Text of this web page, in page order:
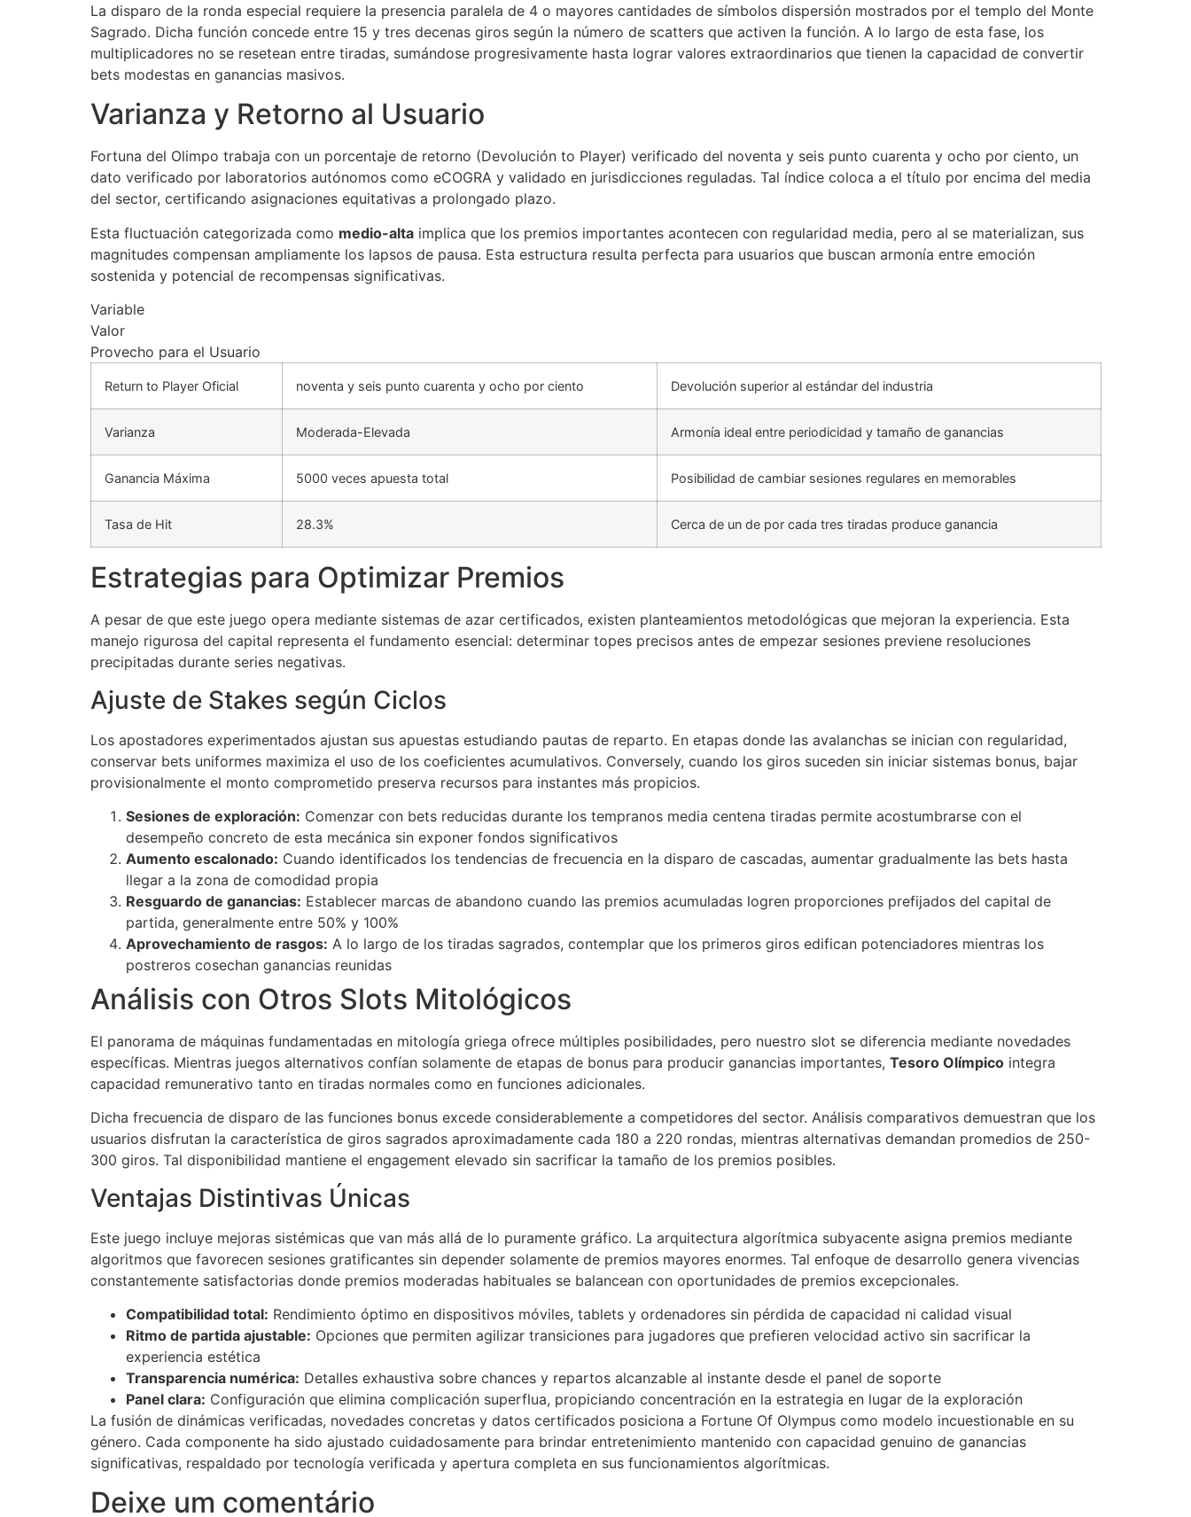
La disparo de la ronda especial requiere la presencia paralela de 4 o mayores cantidades de símbolos dispersión mostrados por el templo del Monte
Sagrado. Dicha función concede entre 15 y tres decenas giros según la número de scatters que activen la función. A lo largo de esta fase, los
multiplicadores no se resetean entre tiradas, sumándose progresivamente hasta lograr valores extraordinarios que tienen la capacidad de convertir
bets modestas en ganancias masivos.
Varianza y Retorno al Usuario
Fortuna del Olimpo trabaja con un porcentaje de retorno (Devolución to Player) verificado del noventa y seis punto cuarenta y ocho por ciento, un
dato verificado por laboratorios autónomos como eCOGRA y validado en jurisdicciones reguladas. Tal índice coloca a el título por encima del media
del sector, certificando asignaciones equitativas a prolongado plazo.
Esta fluctuación categorizada como medio-alta implica que los premios importantes acontecen con regularidad media, pero al se materializan, sus
magnitudes compensan ampliamente los lapsos de pausa. Esta estructura resulta perfecta para usuarios que buscan armonía entre emoción
sostenida y potencial de recompensas significativas.
Variable
Valor
Provecho para el Usuario
Return to Player Oficial noventa y seis punto cuarenta y ocho por ciento Devolución superior al estándar del industria
Varianza Moderada-Elevada Armonía ideal entre periodicidad y tamaño de ganancias
Ganancia Máxima 5000 veces apuesta total Posibilidad de cambiar sesiones regulares en memorables
Tasa de Hit 28.3% Cerca de un de por cada tres tiradas produce ganancia
Estrategias para Optimizar Premios
A pesar de que este juego opera mediante sistemas de azar certificados, existen planteamientos metodológicas que mejoran la experiencia. Esta
manejo rigurosa del capital representa el fundamento esencial: determinar topes precisos antes de empezar sesiones previene resoluciones
precipitadas durante series negativas.
Ajuste de Stakes según Ciclos
Los apostadores experimentados ajustan sus apuestas estudiando pautas de reparto. En etapas donde las avalanchas se inician con regularidad,
conservar bets uniformes maximiza el uso de los coeficientes acumulativos. Conversely, cuando los giros suceden sin iniciar sistemas bonus, bajar
provisionalmente el monto comprometido preserva recursos para instantes más propicios.
Sesiones de exploración: Comenzar con bets reducidas durante los tempranos media centena tiradas permite acostumbrarse con el
desempeño concreto de esta mecánica sin exponer fondos significativos
Aumento escalonado: Cuando identificados los tendencias de frecuencia en la disparo de cascadas, aumentar gradualmente las bets hasta
llegar a la zona de comodidad propia
Resguardo de ganancias: Establecer marcas de abandono cuando las premios acumuladas logren proporciones prefijados del capital de
partida, generalmente entre 50% y 100%
Aprovechamiento de rasgos: A lo largo de los tiradas sagrados, contemplar que los primeros giros edifican potenciadores mientras los
postreros cosechan ganancias reunidas
Análisis con Otros Slots Mitológicos
El panorama de máquinas fundamentadas en mitología griega ofrece múltiples posibilidades, pero nuestro slot se diferencia mediante novedades
específicas. Mientras juegos alternativos confían solamente de etapas de bonus para producir ganancias importantes, Tesoro Olímpico integra
capacidad remunerativo tanto en tiradas normales como en funciones adicionales.
Dicha frecuencia de disparo de las funciones bonus excede considerablemente a competidores del sector. Análisis comparativos demuestran que los
usuarios disfrutan la característica de giros sagrados aproximadamente cada 180 a 220 rondas, mientras alternativas demandan promedios de 250-
300 giros. Tal disponibilidad mantiene el engagement elevado sin sacrificar la tamaño de los premios posibles.
Ventajas Distintivas Únicas
Este juego incluye mejoras sistémicas que van más allá de lo puramente gráfico. La arquitectura algorítmica subyacente asigna premios mediante
algoritmos que favorecen sesiones gratificantes sin depender solamente de premios mayores enormes. Tal enfoque de desarrollo genera vivencias
constantemente satisfactorias donde premios moderadas habituales se balancean con oportunidades de premios excepcionales.
Compatibilidad total: Rendimiento óptimo en dispositivos móviles, tablets y ordenadores sin pérdida de capacidad ni calidad visual
Ritmo de partida ajustable: Opciones que permiten agilizar transiciones para jugadores que prefieren velocidad activo sin sacrificar la
experiencia estética
Transparencia numérica: Detalles exhaustiva sobre chances y repartos alcanzable al instante desde el panel de soporte
Panel clara: Configuración que elimina complicación superflua, propiciando concentración en la estrategia en lugar de la exploración
La fusión de dinámicas verificadas, novedades concretas y datos certificados posiciona a Fortune Of Olympus como modelo incuestionable en su
género. Cada componente ha sido ajustado cuidadosamente para brindar entretenimiento mantenido con capacidad genuino de ganancias
significativas, respaldado por tecnología verificada y apertura completa en sus funcionamientos algorítmicas.
Deixe um comentário